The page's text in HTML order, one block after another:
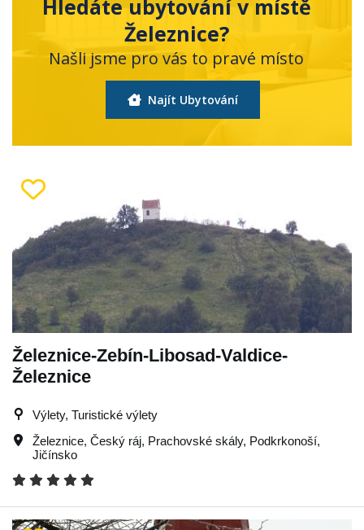
Hledáte ubytování v místě
Železnice?
Našli jsme pro vás to pravé místo
Najít Ubytování
Železnice-Zebín-Libosad-Valdice-
Železnice
Výlety, Turistické výlety
Železnice, Český ráj, Prachovské skály, Podkrkonoší,
Jičínsko